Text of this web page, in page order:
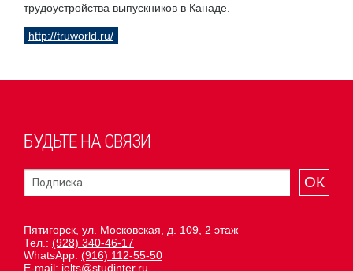
трудоустройства выпускников в Канаде.
http://truworld.ru/
БУДЬТЕ НА СВЯЗИ
ОК
Пятигорск, ул. Московская, д. 109, 2 этаж
Тел.: (928) 340-46-17
WhatsApp: (916) 112-55-50
E-mail: ielts@studinter.ru